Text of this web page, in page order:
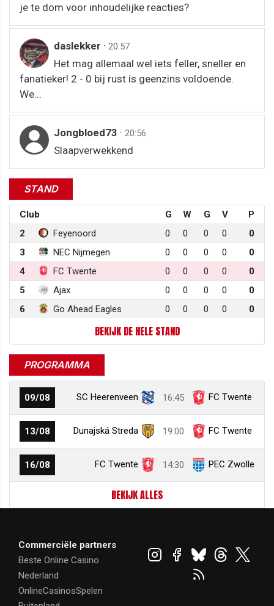
je te dom voor inhoudelijke reacties?
daslekker · 20:57
Het mag allemaal wel iets feller, sneller en
fanatieker! 2 - 0 bij rust is geenzins voldoende.
We...
Jongbloed73 · 20:56
Slaapverwekkend
STAND
Club G W G V
P
2
Feyenoord 0 0 0 0
0
3
NEC Nijmegen 0 0 0 0
0
4
FC Twente 0 0 0 0
0
5
Ajax 0 0 0 0
0
6
Go Ahead Eagles 0 0 0 0 0
BEKIJK DE HELE STAND
PROGRAMMA
09/08 SC Heerenveen 16:45 FC Twente
13/08 Dunajská Streda 19:00 FC Twente
16/08 FC Twente 14:30 PEC Zwolle
BEKIJK ALLES
Commerciële partners
Beste Online Casino
Nederland
OnlineCasinosSpelen